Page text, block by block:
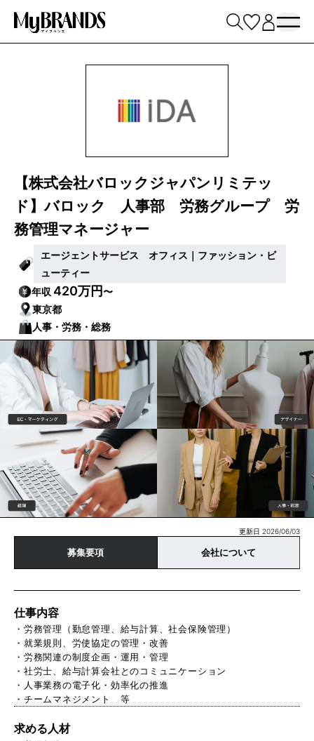
【株式会社バロックジャパンリミテッ
ド】バロック 人事部 労務グループ 労
務管理マネージャー
エージェントサービス オフィス｜ファッション・ビ
ューティー
年収 420万円〜
東京都
人事・労務・総務
更新日 2026/06/03
募集要項 会社について
仕事内容
・労務管理（勤怠管理、給与計算、社会保険管理）
・就業規則、労使協定の管理・改善
・労務関連の制度企画・運用・管理
・社労士、給与計算会社とのコミュニケーション
・人事業務の電子化・効率化の推進
・チームマネジメント 等
求める人材